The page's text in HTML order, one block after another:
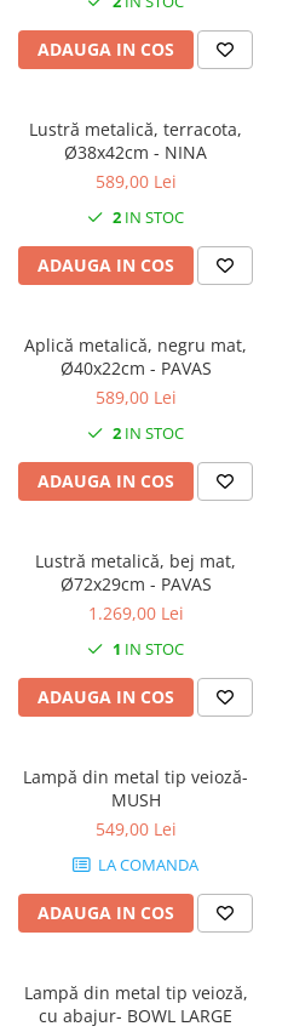
ADAUGA IN COS
Lustră metalică, terracota,
Ø38x42cm - NINA
589,00 Lei
2 IN STOC
ADAUGA IN COS
Aplică metalică, negru mat,
Ø40x22cm - PAVAS
589,00 Lei
2 IN STOC
ADAUGA IN COS
Lustră metalică, bej mat,
Ø72x29cm - PAVAS
1.269,00 Lei
1 IN STOC
ADAUGA IN COS
Lampă din metal tip veioză-
MUSH
549,00 Lei
LA COMANDA
ADAUGA IN COS
Lampă din metal tip veioză,
cu abajur- BOWL LARGE